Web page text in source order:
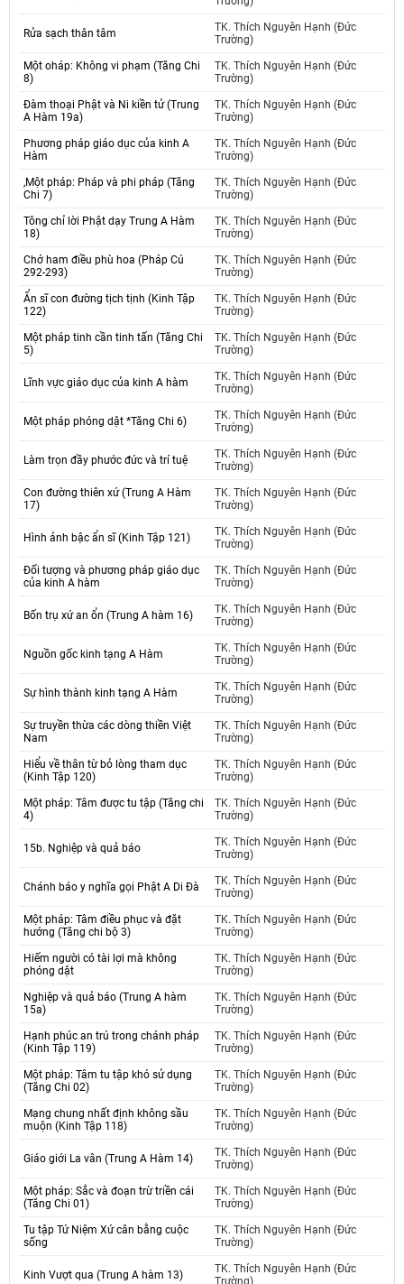
Rửa sạch thân tâm
TK. Thích Nguyên Hạnh (Đức
Trường)
Một oháp: Không vi phạm (Tăng Chi
8)
TK. Thích Nguyên Hạnh (Đức
Trường)
Đàm thoại Phật và Ni kiền tử (Trung
A Hàm 19a)
TK. Thích Nguyên Hạnh (Đức
Trường)
Phương pháp giáo dục của kinh A
Hàm
TK. Thích Nguyên Hạnh (Đức
Trường)
,Một pháp: Pháp và phi pháp (Tăng
Chi 7)
TK. Thích Nguyên Hạnh (Đức
Trường)
Tông chỉ lời Phật dạy Trung A Hàm
18)
TK. Thích Nguyên Hạnh (Đức
Trường)
Chớ ham điều phù hoa (Pháp Cú
292-293)
TK. Thích Nguyên Hạnh (Đức
Trường)
Ẩn sĩ con đường tịch tịnh (Kinh Tập
122)
TK. Thích Nguyên Hạnh (Đức
Trường)
Một pháp tinh cần tinh tấn (Tăng Chi
5)
TK. Thích Nguyên Hạnh (Đức
Trường)
Lĩnh vực giáo dục của kinh A hàm
TK. Thích Nguyên Hạnh (Đức
Trường)
Một pháp phóng dật *Tăng Chi 6)
TK. Thích Nguyên Hạnh (Đức
Trường)
Làm trọn đầy phước đức và trí tuệ
TK. Thích Nguyên Hạnh (Đức
Trường)
Con đường thiên xứ (Trung A Hàm
17)
TK. Thích Nguyên Hạnh (Đức
Trường)
Hình ảnh bậc ẩn sĩ (Kinh Tập 121)
TK. Thích Nguyên Hạnh (Đức
Trường)
Đối tượng và phương pháp giáo dục
của kinh A hàm
TK. Thích Nguyên Hạnh (Đức
Trường)
Bốn trụ xứ an ổn (Trung A hàm 16)
TK. Thích Nguyên Hạnh (Đức
Trường)
Nguồn gốc kinh tạng A Hàm
TK. Thích Nguyên Hạnh (Đức
Trường)
Sự hình thành kinh tạng A Hàm
TK. Thích Nguyên Hạnh (Đức
Trường)
Sự truyền thừa các dòng thiền Việt
Nam
TK. Thích Nguyên Hạnh (Đức
Trường)
Hiểu về thân từ bỏ lòng tham dục
(Kinh Tập 120)
TK. Thích Nguyên Hạnh (Đức
Trường)
Một pháp: Tâm được tu tập (Tăng chi
4)
TK. Thích Nguyên Hạnh (Đức
Trường)
15b. Nghiệp và quả báo
TK. Thích Nguyên Hạnh (Đức
Trường)
Chánh báo y nghĩa gọi Phật A Di Đà
TK. Thích Nguyên Hạnh (Đức
Trường)
Một pháp: Tâm điều phục và đặt
hướng (Tăng chi bộ 3)
TK. Thích Nguyên Hạnh (Đức
Trường)
Hiếm người có tài lợi mà không
phóng dật
TK. Thích Nguyên Hạnh (Đức
Trường)
Nghiệp và quả báo (Trung A hàm
15a)
TK. Thích Nguyên Hạnh (Đức
Trường)
Hạnh phúc an trú trong chánh pháp
(Kinh Tập 119)
TK. Thích Nguyên Hạnh (Đức
Trường)
Một pháp: Tâm tu tập khó sử dụng
(Tăng Chi 02)
TK. Thích Nguyên Hạnh (Đức
Trường)
Mạng chung nhất định không sầu
muộn (Kinh Tập 118)
TK. Thích Nguyên Hạnh (Đức
Trường)
Giáo giới La vân (Trung A Hàm 14)
TK. Thích Nguyên Hạnh (Đức
Trường)
Một pháp: Sắc và đoạn trừ triền cái
(Tăng Chi 01)
TK. Thích Nguyên Hạnh (Đức
Trường)
Tu tập Tứ Niệm Xứ cân bằng cuộc
sống
TK. Thích Nguyên Hạnh (Đức
Trường)
Kinh Vượt qua (Trung A hàm 13)
TK. Thích Nguyên Hạnh (Đức